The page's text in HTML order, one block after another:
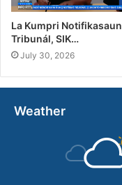
La Kumpri Notifikasaun
Tribunál, SIK…
July 30, 2026
Weather